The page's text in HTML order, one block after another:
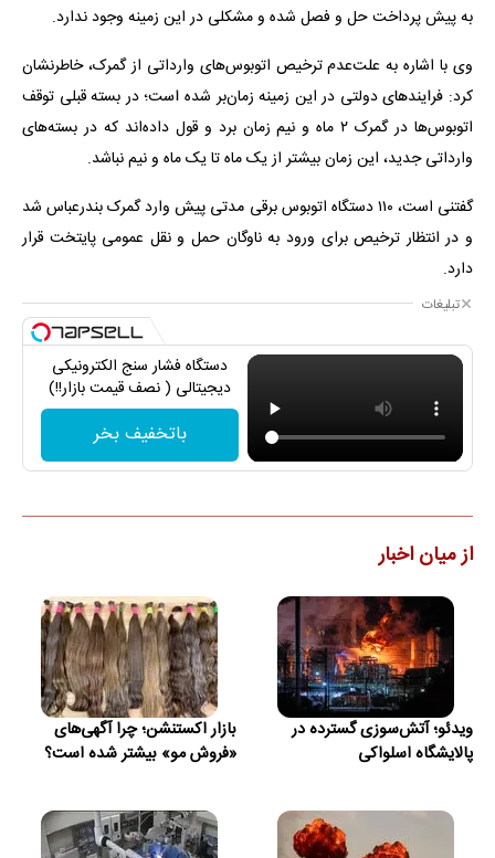
به پیش پرداخت حل و فصل شده و مشکلی در این زمینه وجود ندارد.
وی با اشاره به علت‌عدم ترخیص اتوبوس‌های وارداتی از گمرک، خاطرنشان
کرد: فرایندهای دولتی در این زمینه زمان‌بر شده است؛ در بسته قبلی توقف
اتوبوس‌ها در گمرک ۲ ماه و نیم زمان برد و قول داده‌اند که در بسته‌های
وارداتی جدید، این زمان بیشتر از یک ماه تا یک ماه و نیم نباشد.
گفتنی است، ۱۱۰ دستگاه اتوبوس برقی مدتی پیش وارد گمرک بندرعباس شد
و در انتظار ترخیص برای ورود به ناوگان حمل و نقل عمومی پایتخت قرار
دارد.
تبلیغات
دستگاه فشار سنج الکترونیکی
دیجیتالی ( نصف قیمت بازار!!)
باتخفیف بخر
از میان اخبار
ویدئو؛ آتش‌سوزی گسترده در
پالایشگاه اسلواکی
بازار اکستنشن؛ چرا آگهی‌های
«فروش مو» بیشتر شده است؟